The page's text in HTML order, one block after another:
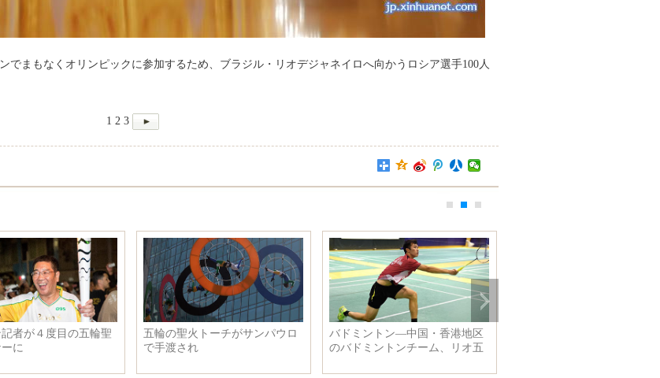
でまもなくオリンピックに参加するため、ブラジル・リオデジャネイロへ向かうロシア選手100人
1 2 3
者が４度目の五輪聖
に
五輪の聖火トーチがサンパウロ
で手渡され
バドミントン―中国・香港地区
のバドミントンチーム、リオ五